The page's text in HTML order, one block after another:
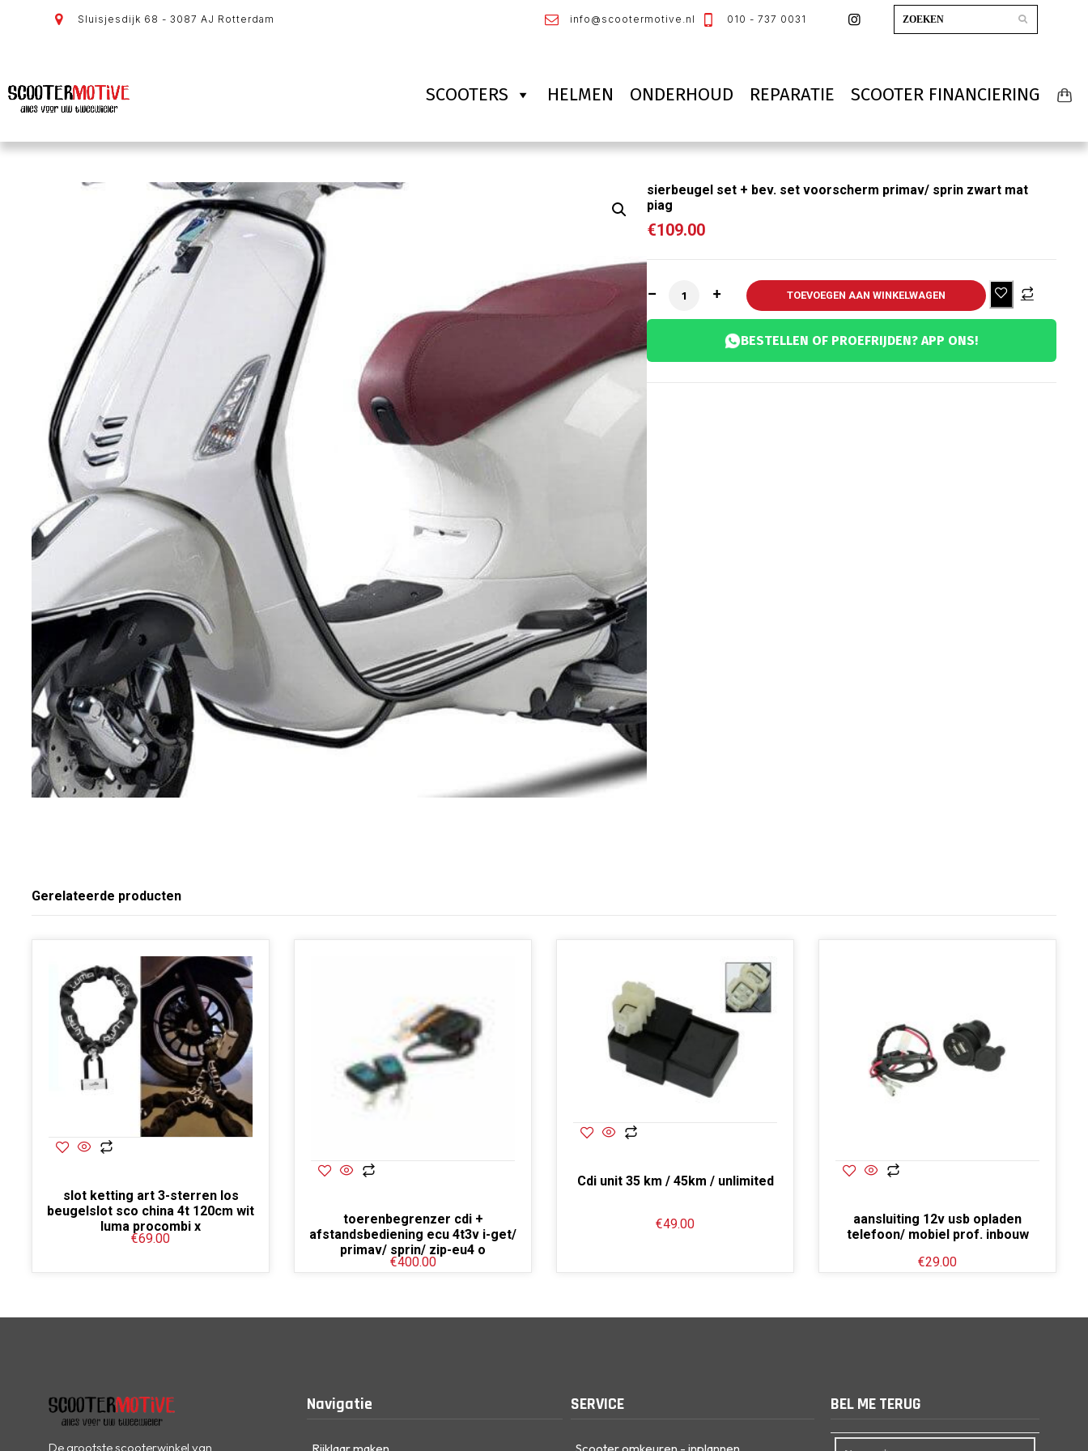
Sluisjesdijk 68 - 3087 AJ Rotterdam info@scootermotive.nl 010 - 737 0031
SCOOTERS HELMEN ONDERHOUD REPARATIE SCOOTER FINANCIERING
sierbeugel set + bev. set voorscherm primav/ sprin zwart mat
piag
€109.00
TOEVOEGEN AAN WINKELWAGEN
BESTELLEN OF PROEFRIJDEN? APP ONS!
Gerelateerde producten
slot ketting art 3-sterren los
beugelslot sco china 4t 120cm wit
luma procombi x
€69.00
toerenbegrenzer cdi +
afstandsbediening ecu 4t3v i-get/
primav/ sprin/ zip-eu4 o
€400.00
Cdi unit 35 km / 45km / unlimited
€49.00
aansluiting 12v usb opladen
telefoon/ mobiel prof. inbouw
€29.00
De grootste scooterwinkel van
Navigatie
Rijklaar maken
SERVICE
Scooter omkeuren - inplannen
BEL ME TERUG